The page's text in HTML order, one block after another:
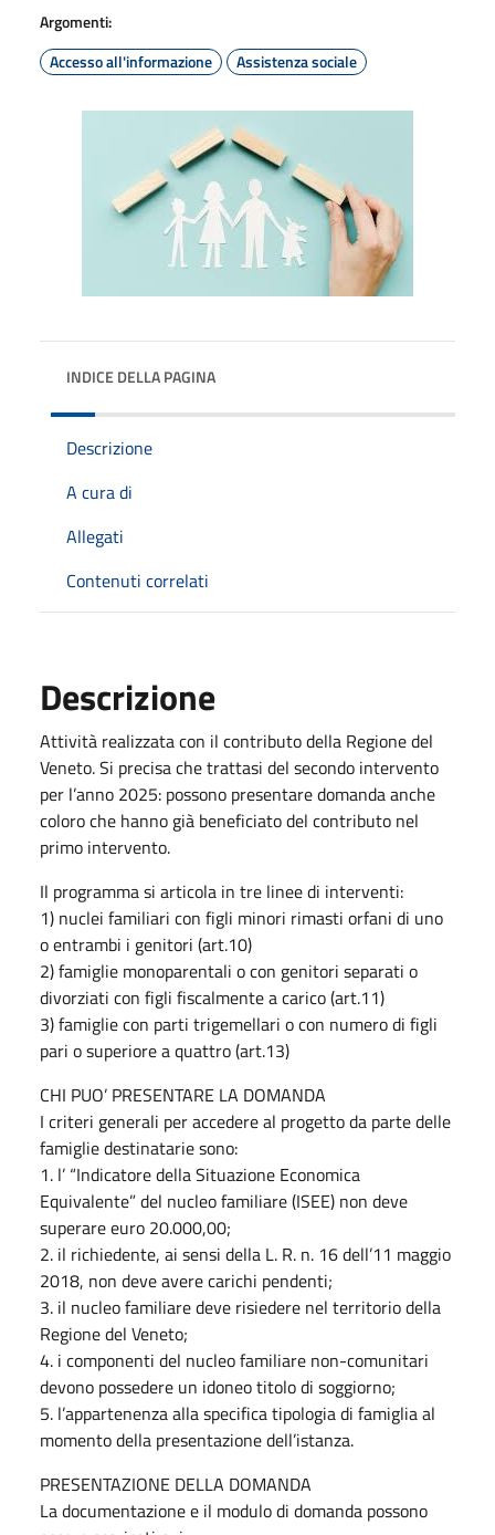
Argomenti:
Accesso all'informazione
Assistenza sociale
INDICE DELLA PAGINA
Descrizione
A cura di
Allegati
Contenuti correlati
Descrizione
Attività realizzata con il contributo della Regione del
Veneto. Si precisa che trattasi del secondo intervento
per l’anno 2025: possono presentare domanda anche
coloro che hanno già beneficiato del contributo nel
primo intervento.
Il programma si articola in tre linee di interventi:
1) nuclei familiari con figli minori rimasti orfani di uno
o entrambi i genitori (art.10)
2) famiglie monoparentali o con genitori separati o
divorziati con figli fiscalmente a carico (art.11)
3) famiglie con parti trigemellari o con numero di figli
pari o superiore a quattro (art.13)
CHI PUO’ PRESENTARE LA DOMANDA
I criteri generali per accedere al progetto da parte delle
famiglie destinatarie sono:
1. l’ “Indicatore della Situazione Economica
Equivalente” del nucleo familiare (ISEE) non deve
superare euro 20.000,00;
2. il richiedente, ai sensi della L. R. n. 16 dell’11 maggio
2018, non deve avere carichi pendenti;
3. il nucleo familiare deve risiedere nel territorio della
Regione del Veneto;
4. i componenti del nucleo familiare non-comunitari
devono possedere un idoneo titolo di soggiorno;
5. l’appartenenza alla specifica tipologia di famiglia al
momento della presentazione dell’istanza.
PRESENTAZIONE DELLA DOMANDA
La documentazione e il modulo di domanda possono